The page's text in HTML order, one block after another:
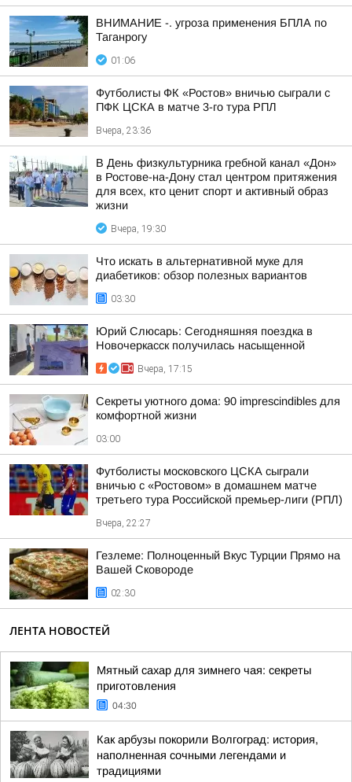
ВНИМАНИЕ -. угроза применения БПЛА по
Таганрогу
01:06
Футболисты ФК «Ростов» вничью сыграли с
ПФК ЦСКА в матче 3-го тура РПЛ
Вчера, 23:36
В День физкультурника гребной канал «Дон»
в Ростове-на-Дону стал центром притяжения
для всех, кто ценит спорт и активный образ
жизни
Вчера, 19:30
Что искать в альтернативной муке для
диабетиков: обзор полезных вариантов
03:30
Юрий Слюсарь: Сегодняшняя поездка в
Новочеркасск получилась насыщенной
Вчера, 17:15
Секреты уютного дома: 90 imprescindibles для
комфортной жизни
03:00
Футболисты московского ЦСКА сыграли
вничью с «Ростовом» в домашнем матче
третьего тура Российской премьер-лиги (РПЛ)
Вчера, 22:27
Гезлеме: Полноценный Вкус Турции Прямо на
Вашей Сковороде
02:30
ЛЕНТА НОВОСТЕЙ
Мятный сахар для зимнего чая: секреты
приготовления
04:30
Как арбузы покорили Волгоград: история,
наполненная сочными легендами и
традициями